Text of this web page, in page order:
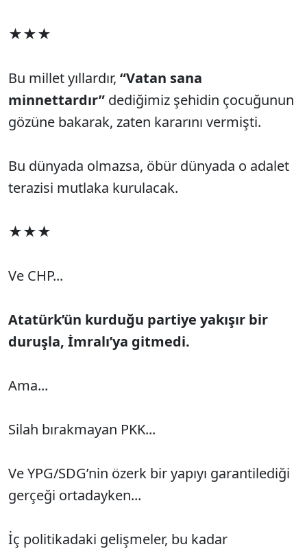
★★★
Bu millet yıllardır, “Vatan sana
minnettardır” dediğimiz şehidin çocuğunun
gözüne bakarak, zaten kararını vermişti.
Bu dünyada olmazsa, öbür dünyada o adalet
terazisi mutlaka kurulacak.
★★★
Ve CHP...
Atatürk’ün kurduğu partiye yakışır bir
duruşla, İmralı’ya gitmedi.
Ama...
Silah bırakmayan PKK...
Ve YPG/SDG’nin özerk bir yapıyı garantilediği
gerçeği ortadayken...
İç politikadaki gelişmeler, bu kadar